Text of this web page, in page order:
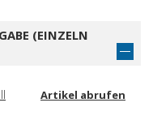
(EINZELN
Artikel abrufen